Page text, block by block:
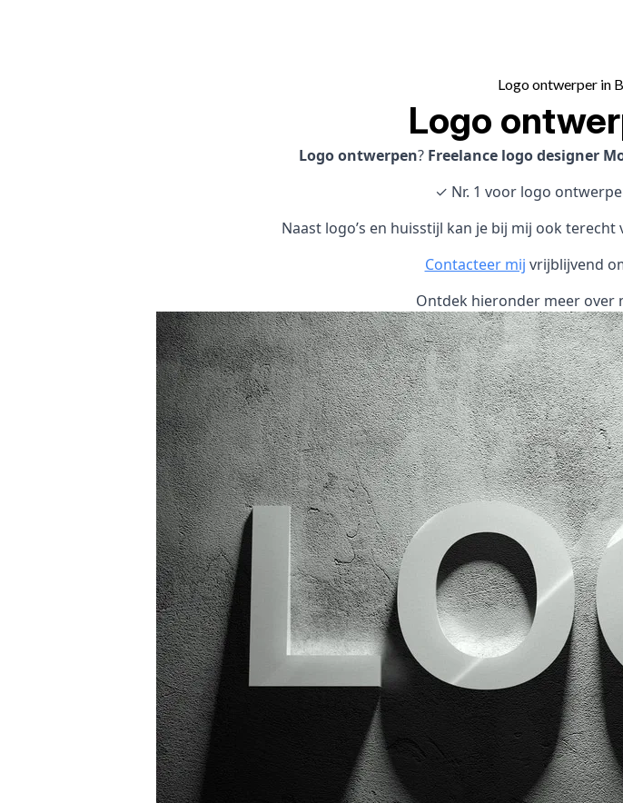
Logo ontwerper in
Logo
Logo ontwerpen? Freelance logo designer
✓ Nr. 1 voor logo
Naast logo’s en huisstijl kan je bij mij ook terecht
Contacteer mij vrijblijvend
Ontdek hieronder meer over